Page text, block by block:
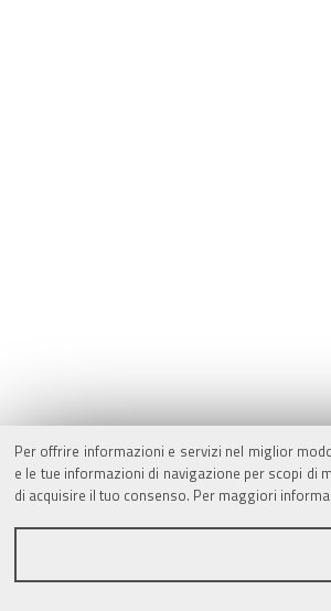
Per offrire informazioni e servizi nel miglior
e le tue informazioni di navigazione per scopi
di acquisire il tuo consenso. Per maggiori